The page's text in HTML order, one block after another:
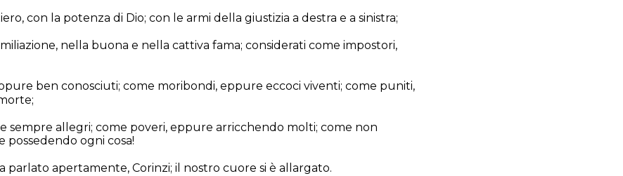
con la potenza di Dio; con le armi della giustizia a destra e a sinistra;
nella buona e nella cattiva fama; considerati come impostori,
ben conosciuti; come moribondi, eppure eccoci viventi; come puniti,
sempre allegri; come poveri, eppure arricchendo molti; come non
ogni cosa!
parlato apertamente, Corinzi; il nostro cuore si è allargato.